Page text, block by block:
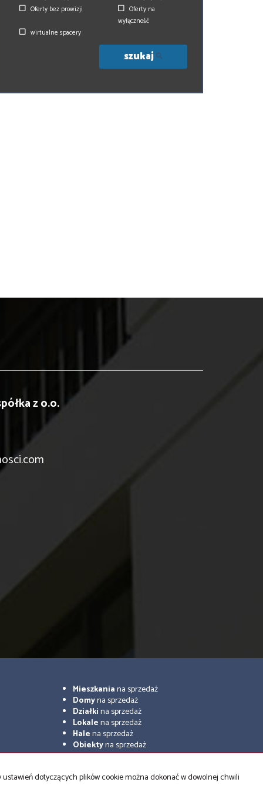
Oferty bez prowizji
Oferty na
wyłączność
wirtualne spacery
szukaj
z o.o.
Mieszkaniana sprzedaż
Domyna sprzedaż
Działkina sprzedaż
Lokalena sprzedaż
Halena sprzedaż
Obiektyna sprzedaż
dotyczących plików cookie można dokonać w dowolnej chwili